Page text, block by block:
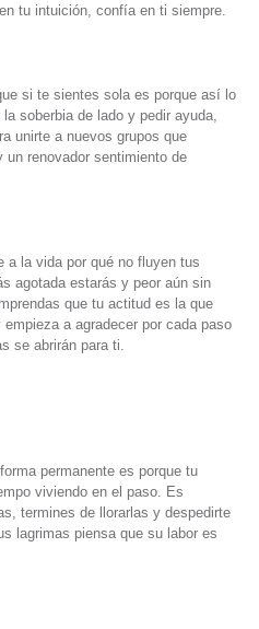
tu intuición, confía en ti siempre.
si te sientes sola es porque así lo
soberbia de lado y pedir ayuda,
unirte a nuevos grupos que
un renovador sentimiento de
a la vida por qué no fluyen tus
agotada estarás y peor aún sin
que tu actitud es la que
a agradecer por cada paso
se abrirán para ti.
permanente es porque tu
viviendo en el paso. Es
termines de llorarlas y despedirte
lagrimas piensa que su labor es